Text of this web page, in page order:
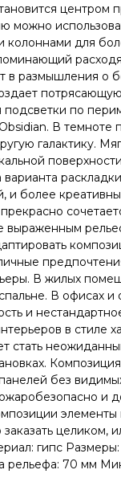
центром
можно
колоннами для
в размышления о
по
В темноте
галактику.
и более
выраженным
В жилых
В офисах
и
в стиле
стать
без
и
элементы
целиком,
гипс
рельефа: 70 мм